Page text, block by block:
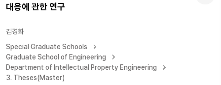
대응에 관한 연구
김경화
Special Graduate Schools
Graduate School of Engineering
Department of Intellectual Property Engineering
3. Theses(Master)